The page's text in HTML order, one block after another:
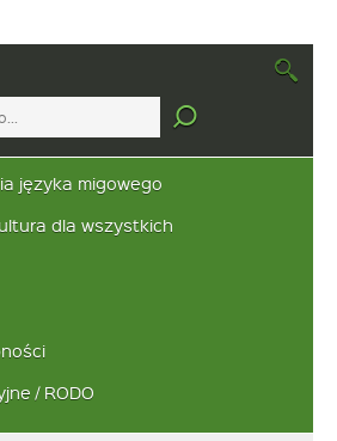
języka migowego
dla wszystkich
/ RODO